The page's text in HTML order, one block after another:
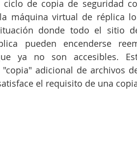
ciclo de copia de seguridad
máquina virtual de réplica
donde todo el sitio
pueden encenderse
ya no son accesibles.
adicional de archivos
el requisito de una